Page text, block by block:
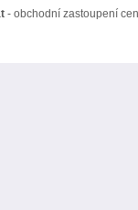
- obchodní zastoupení